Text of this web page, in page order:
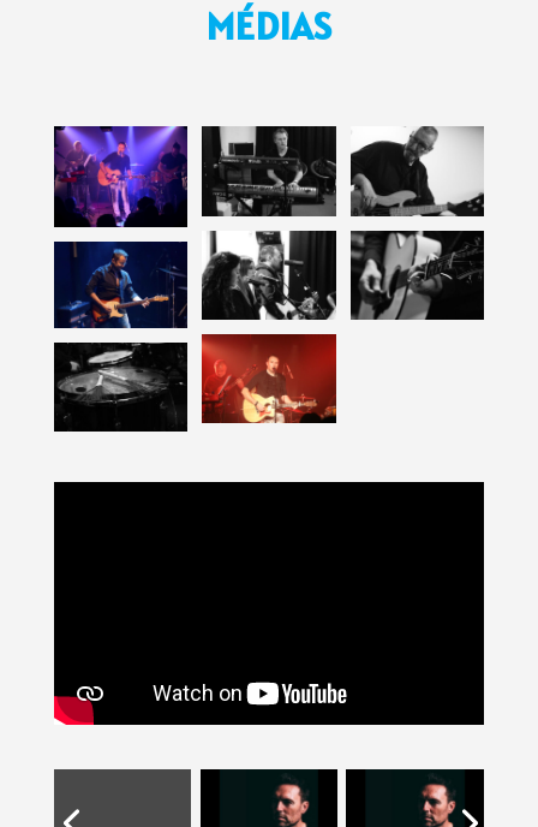
MÉDIAS